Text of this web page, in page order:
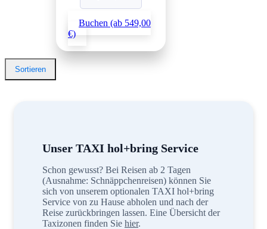
Sortieren
Buchen (ab 549,00
€)
Unser TAXI hol+bring Service
Schon gewusst? Bei Reisen ab 2 Tagen
(Ausnahme: Schnäppchenreisen) können Sie
sich von unserem optionalen TAXI hol+bring
Service von zu Hause abholen und nach der
Reise zurückbringen lassen. Eine Übersicht der
Taxizonen finden Sie hier.